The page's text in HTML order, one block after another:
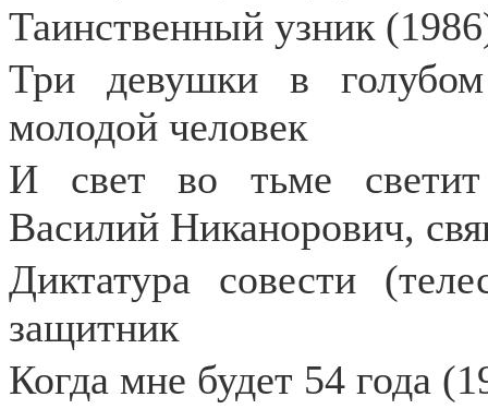
Таинственный узник
Три девушки в голубом
молодой человек
И свет во тьме светит
Василий Никанорович,
Диктатура совести
защитник
Когда мне будет 54 года